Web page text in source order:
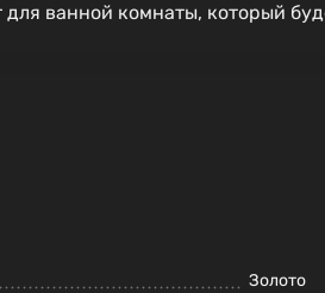
ванной комнаты, который
Золото